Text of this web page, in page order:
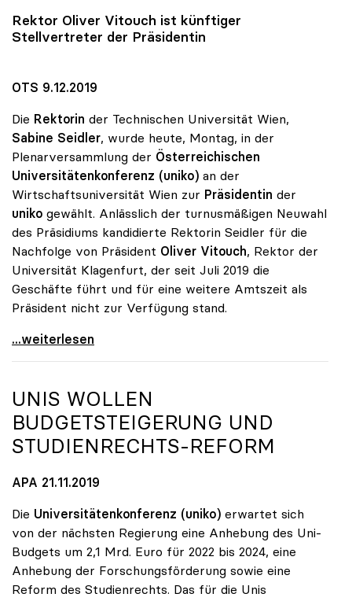
Rektor Oliver Vitouch ist künftiger
Stellvertreter der Präsidentin
OTS 9.12.2019
Die Rektorin der Technischen Universität Wien,
Sabine Seidler, wurde heute, Montag, in der
Plenarversammlung der Österreichischen
Universitätenkonferenz (uniko) an der
Wirtschaftsuniversität Wien zur Präsidentin der
uniko gewählt. Anlässlich der turnusmäßigen Neuwahl
des Präsidiums kandidierte Rektorin Seidler für die
Nachfolge von Präsident Oliver Vitouch, Rektor der
Universität Klagenfurt, der seit Juli 2019 die
Geschäfte führt und für eine weitere Amtszeit als
Präsident nicht zur Verfügung stand.
Sabine Seidler zur Präsidentin der uniko gewählt
...weiterlesen
UNIS WOLLEN
BUDGETSTEIGERUNG UND
STUDIENRECHTS-REFORM
APA 21.11.2019
Die Universitätenkonferenz (uniko) erwartet sich
von der nächsten Regierung eine Anhebung des Uni-
Budgets um 2,1 Mrd. Euro für 2022 bis 2024, eine
Anhebung der Forschungsförderung sowie eine
Reform des Studienrechts. Das für die Unis